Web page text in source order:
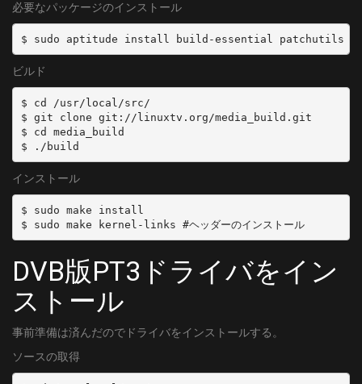
必要なパッケージのインストール
$ sudo aptitude install build-essential patchutils
ビルド
$ cd /usr/local/src/
$ git clone git://linuxtv.org/media_build.git
$ cd media_build
$ ./build
インストール
$ sudo make install
$ sudo make kernel-links #ヘッダーのインストール
DVB版PT3ドライバをイン
ストール
事前準備は済んだのでドライバをインストールする。
ソースの取得